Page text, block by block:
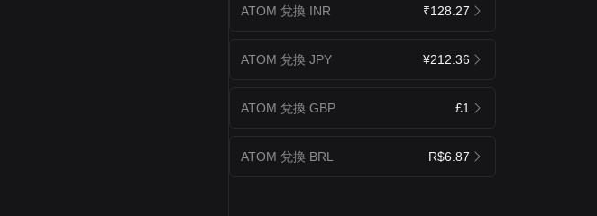
ATOM 兌換 INR ₹128.27
ATOM 兌換 JPY ¥212.36
ATOM 兌換 GBP £1
ATOM 兌換 BRL R$6.87